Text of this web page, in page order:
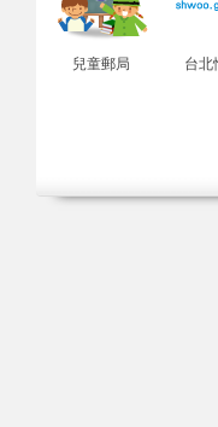
兒童郵局 台北